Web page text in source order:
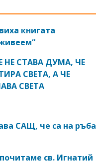
книгата
НЕ СТАВА ДУМА, ЧЕ
СВЕТА, А ЧЕ
СВЕТА
САЩ, че са на ръба
св. Игнатий